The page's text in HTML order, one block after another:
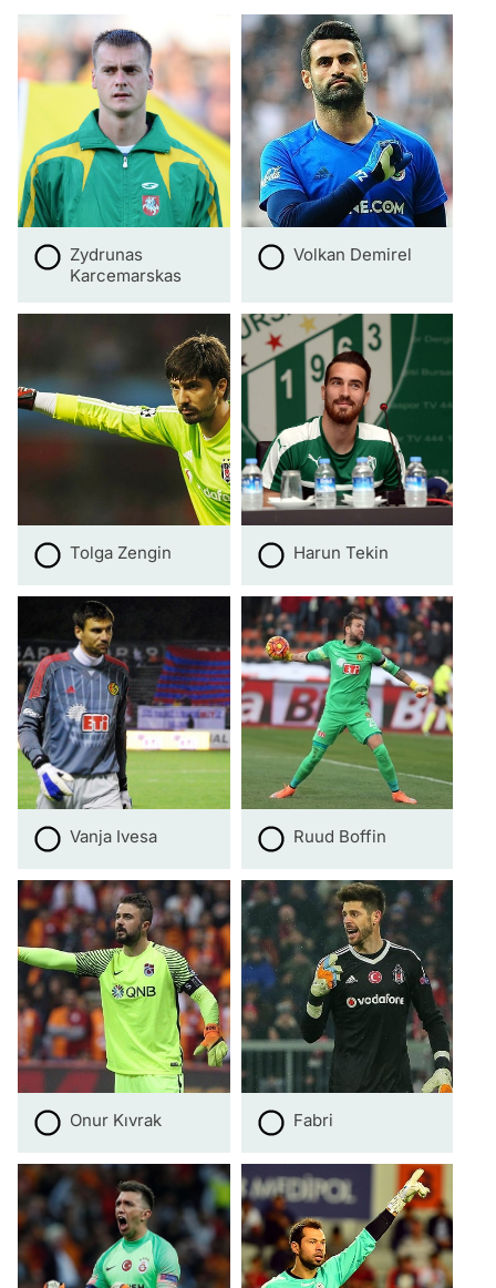
Zydrunas
Karcemarskas
Volkan Demirel
Tolga Zengin Harun Tekin
Vanja Ivesa Ruud Boffin
Onur Kıvrak Fabri